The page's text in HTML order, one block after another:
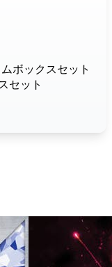
ボックスセット
セット